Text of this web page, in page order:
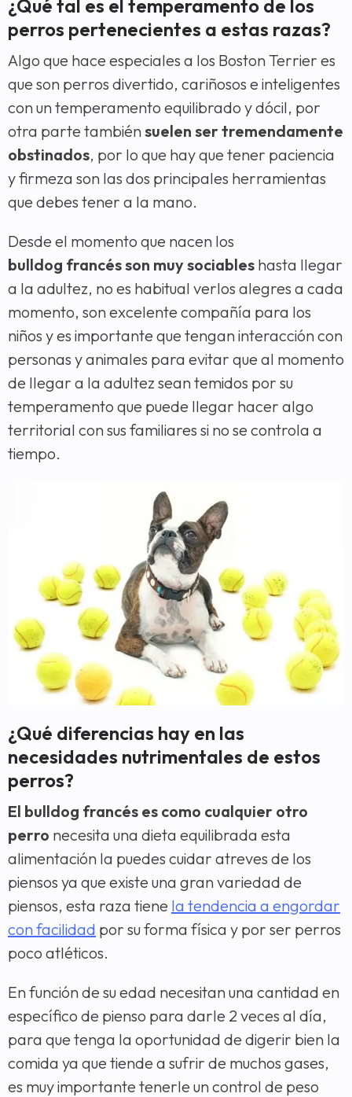
¿Qué tal es el temperamento de los
perros pertenecientes a estas razas?
Algo que hace especiales a los Boston Terrier es
que son perros divertido, cariñosos e inteligentes
con un temperamento equilibrado y dócil, por
otra parte tambiénsuelen ser tremendamente
obstinados, por lo que hay que tener paciencia
y firmeza son las dos principales herramientas
que debes tener a la mano.
Desde el momento que nacen los
bulldog francésson muy sociables hasta llegar
a la adultez, no es habitual verlos alegres a cada
momento, son excelente compañía para los
niños y es importante que tengan interacción con
personas y animales para evitar que al momento
de llegar a la adultez sean temidos por su
temperamento que puede llegar hacer algo
territorial con sus familiares si no se controla a
tiempo.
¿Qué diferencias hay en las
necesidades nutrimentales de estos
perros?
El bulldog francés es como cualquier otro
perro necesita una dieta equilibrada esta
alimentación la puedes cuidar atreves de los
piensos ya que existe una gran variedad de
piensos, esta raza tiene la tendencia a engordar
con facilidad por su forma física y por ser perros
poco atléticos.
En función de su edad necesitan una cantidad en
específico de pienso para darle 2 veces al día,
para que tenga la oportunidad de digerir bien la
comida ya que tiende a sufrir de muchos gases,
es muy importante tenerle un control de peso